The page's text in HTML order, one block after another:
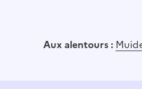
Aux alentours :